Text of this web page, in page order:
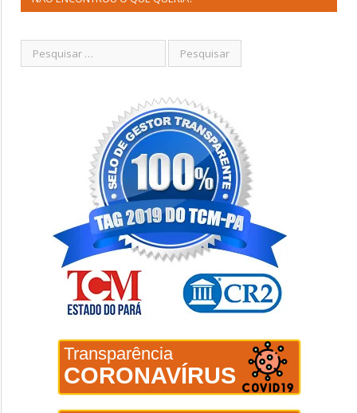
Transparência
CORONAVÍRUS